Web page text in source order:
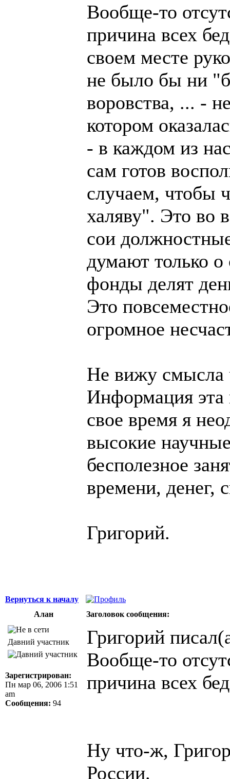
Вообще-то
причина всех
своем месте
не было бы ни
воровства, ... -
котором
- в каждом из
сам готов
случаем, чтобы
халяву". Это во
сои
думают только
фонды делят
Это
огромное
Не вижу смысла
Информация
свое время я
высокие
бесполезное
времени, денег,
Григорий.
Вернуться к началу
Алан
Заголовок сообщения:
Давний участник
Зарегистрирован:
Пн мар 06, 2006 1:51
am
Сообщения: 94
Григорий
Вообще-то
причина всех
Ну что-ж,
России.